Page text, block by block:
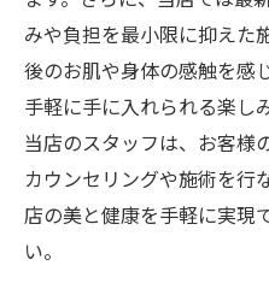
みや負担を最小限に抑えた
後のお肌や身体の感触を感
手軽に手に入れられる楽し
当店のスタッフは、お客様
カウンセリングや施術を行
店の美と健康を手軽に実現
い。